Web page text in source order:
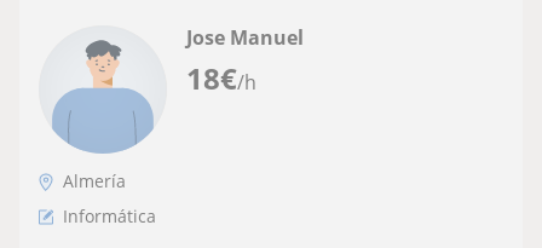
18€/h
Jose Manuel
Almería
Informática